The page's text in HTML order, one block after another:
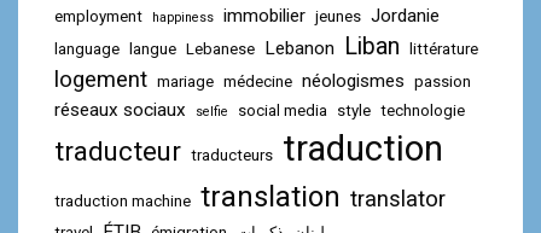
employment happiness immobilier jeunes Jordanie
language langue Lebanese Lebanon Liban littérature
logement mariage médecine néologismes passion
réseaux sociaux selfie social media style technologie
traducteur traducteurs traduction
traduction machine translation translator